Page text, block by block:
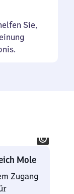
Sie,
Mole
Zugang